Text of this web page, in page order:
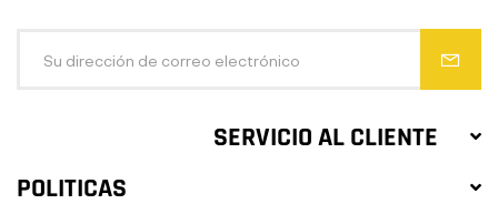
SERVICIO AL CLIENTE
POLITICAS